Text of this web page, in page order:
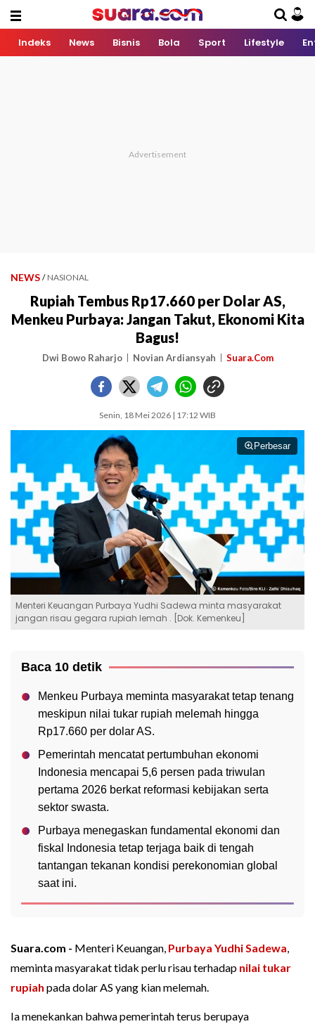
Indeks News Bisnis Bola Sport Lifestyle
NEWS / NASIONAL
Rupiah Tembus Rp17.660 per Dolar AS,
Menkeu Purbaya: Jangan Takut, Ekonomi Kita
Bagus!
Dwi Bowo Raharjo Novian Ardiansyah Suara.Com
Senin, 18 Mei 2026 | 17:12 WIB
Perbesar
Menteri Keuangan Purbaya Yudhi Sadewa minta masyarakat
jangan risau gegara rupiah lemah . [Dok. Kemenkeu]
Baca 10 detik
Menkeu Purbaya meminta masyarakat tetap tenang
meskipun nilai tukar rupiah melemah hingga
Rp17.660 per dolar AS.
Pemerintah mencatat pertumbuhan ekonomi
Indonesia mencapai 5,6 persen pada triwulan
pertama 2026 berkat reformasi kebijakan serta
sektor swasta.
Purbaya menegaskan fundamental ekonomi dan
fiskal Indonesia tetap terjaga baik di tengah
tantangan tekanan kondisi perekonomian global
saat ini.
Suara.com - Menteri Keuangan, Purbaya Yudhi Sadewa,
meminta masyarakat tidak perlu risau terhadap nilai tukar
rupiah pada dolar AS yang kian melemah.
Ia menekankan bahwa pemerintah terus berupaya